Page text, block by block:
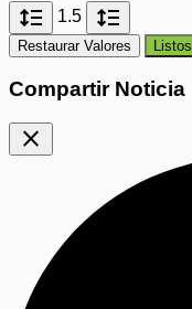
format_line_spacing 1.5 format_line_spacing
Restaurar Valores Listos
Compartir Noticia
close